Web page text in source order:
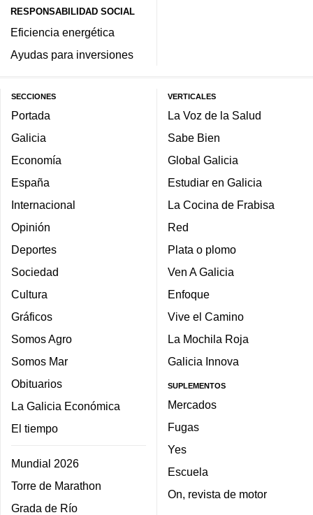
RESPONSABILIDAD SOCIAL
Eficiencia energética
Ayudas para inversiones
SECCIONES
Portada
Galicia
Economía
España
Internacional
Opinión
Deportes
Sociedad
Cultura
Gráficos
Somos Agro
Somos Mar
Obituarios
La Galicia Económica
El tiempo
Mundial 2026
Torre de Marathon
Grada de Río
VERTICALES
La Voz de la Salud
Sabe Bien
Global Galicia
Estudiar en Galicia
La Cocina de Frabisa
Red
Plata o plomo
Ven A Galicia
Enfoque
Vive el Camino
La Mochila Roja
Galicia Innova
SUPLEMENTOS
Mercados
Fugas
Yes
Escuela
On, revista de motor